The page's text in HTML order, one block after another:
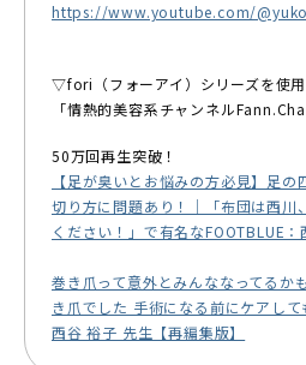
https://www.youtube.com/
▽fori（フォーアイ）シリーズを使
「情熱的美容系チャンネル
50万回再生突破！
【足が臭いとお悩みの方必見】足
切り方に問題あり！｜「布団は西川
ください！」で有名なFOOTBLUE：
巻き爪って意外とみんななってるか
き爪でした 手術になる前にケアし
西谷 裕子 先生【再編集版】